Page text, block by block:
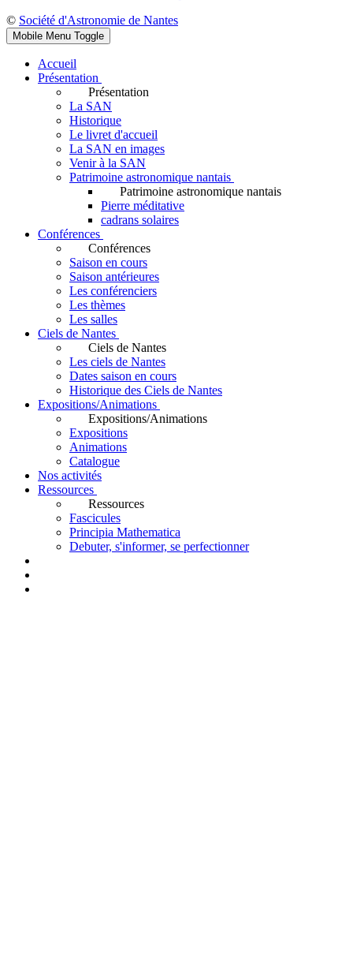
© Société d'Astronomie de Nantes
Mobile Menu Toggle
Accueil
Présentation
Présentation
La SAN
Historique
Le livret d'accueil
La SAN en images
Venir à la SAN
Patrimoine astronomique nantais
Patrimoine astronomique nantais
Pierre méditative
cadrans solaires
Conférences
Conférences
Saison en cours
Saison antérieures
Les conférenciers
Les thèmes
Les salles
Ciels de Nantes
Ciels de Nantes
Les ciels de Nantes
Dates saison en cours
Historique des Ciels de Nantes
Expositions/Animations
Expositions/Animations
Expositions
Animations
Catalogue
Nos activités
Ressources
Ressources
Fascicules
Principia Mathematica
Debuter, s'informer, se perfectionner